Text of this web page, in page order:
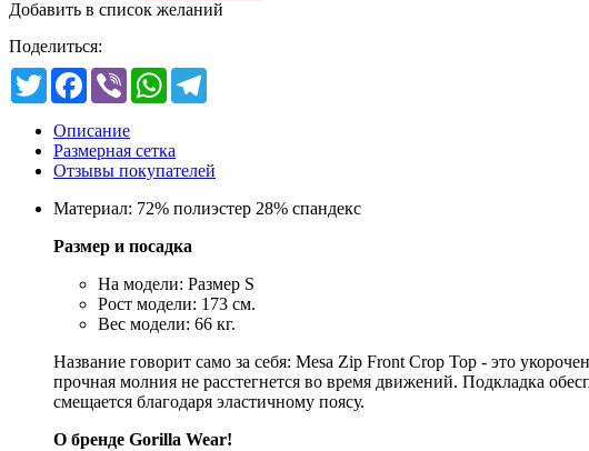
Добавить в список желаний
Поделиться:
TwitterFacebook
Viber WhatsApp
Описание
Размерная сетка
Отзывы покупателей
Материал: 72% полиэстер 28% спандекс
Размер и посадка
На модели: Размер S
Рост модели: 173 см.
Вес модели: 66 кг.
Название говорит само за себя: Mesa Zip Front Crop Top - это
прочная молния не расстегнется во время движений. Подкладка
смещается благодаря эластичному поясу.
О бренде Gorilla Wear!